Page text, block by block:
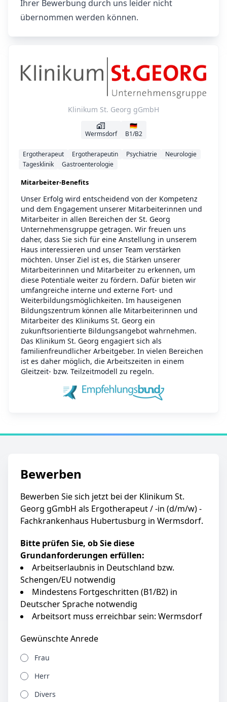
Ihrer Bewerbung durch uns leider nicht
übernommen werden können.
Klinikum St. Georg gGmbH
Wermsdorf
🇩🇪
B1/B2
Ergotherapeut Ergotherapeutin Psychiatrie
Neurologie
Tagesklinik
Gastroenterologie
Mitarbeiter-Benefits
Unser Erfolg wird entscheidend von der Kompetenz
und dem Engagement unserer Mitarbeiterinnen und
Mitarbeiter in allen Bereichen der St. Georg
Unternehmensgruppe getragen. Wir freuen uns
daher, dass Sie sich für eine Anstellung in unserem
Haus interessieren und unser Team verstärken
möchten. Unser Ziel ist es, die Stärken unserer
Mitarbeiterinnen und Mitarbeiter zu erkennen, um
diese Potentiale weiter zu fördern. Dafür bieten wir
umfangreiche interne und externe Fort- und
Weiterbildungsmöglichkeiten. Im hauseigenen
Bildungszentrum können alle Mitarbeiterinnen und
Mitarbeiter des Klinikums St. Georg ein
zukunftsorientierte Bildungsangebot wahrnehmen.
Das Klinikum St. Georg engagiert sich als
familienfreundlicher Arbeitgeber. In vielen Bereichen
ist es daher möglich, die Arbeitszeiten in einem
Gleitzeit- bzw. Teilzeitmodell zu regeln.
Bewerben
Bewerben Sie sich jetzt bei der Klinikum St.
Georg gGmbH als Ergotherapeut / -in (d/m/w) -
Fachkrankenhaus Hubertusburg in Wermsdorf.
Bitte prüfen Sie, ob Sie diese
Grundanforderungen erfüllen:
Arbeitserlaubnis in Deutschland bzw.
Schengen/EU notwendig
Mindestens Fortgeschritten (B1/B2) in
Deutscher Sprache notwendig
Arbeitsort muss erreichbar sein: Wermsdorf
Gewünschte Anrede
Frau
Herr
Divers